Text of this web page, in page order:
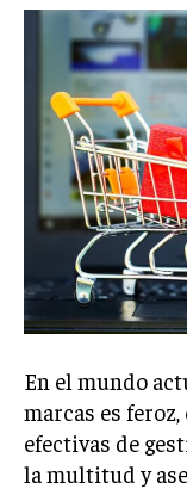
SUBSCRIBE
Welcome to
We have a
across the globe.
to exclusive
Your Profile
NEWS
En el mundo
marcas es
efectivas de
la multitud y